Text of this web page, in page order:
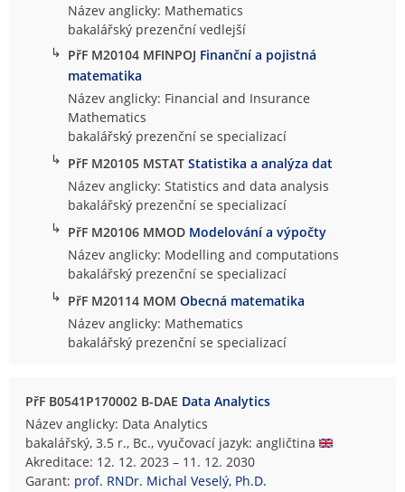
Název anglicky: Mathematics
bakalářský prezenční vedlejší
↳ PřF M20104 MFINPOJ Finanční a pojistná
matematika
Název anglicky: Financial and Insurance
Mathematics
bakalářský prezenční se specializací
↳ PřF M20105 MSTATStatistika a analýza dat
Název anglicky: Statistics and data analysis
bakalářský prezenční se specializací
↳ PřF M20106 MMOD Modelování a výpočty
Název anglicky: Modelling and computations
bakalářský prezenční se specializací
↳ PřF M20114 MOMObecná matematika
Název anglicky: Mathematics
bakalářský prezenční se specializací
PřF B0541P170002 B-DAE Data Analytics
Název anglicky: Data Analytics
bakalářský, 3.5 r., Bc., vyučovací jazyk: angličtina
Akreditace: 12. 12. 2023 – 11. 12. 2030
Garant: prof. RNDr. Michal Veselý, Ph.D.